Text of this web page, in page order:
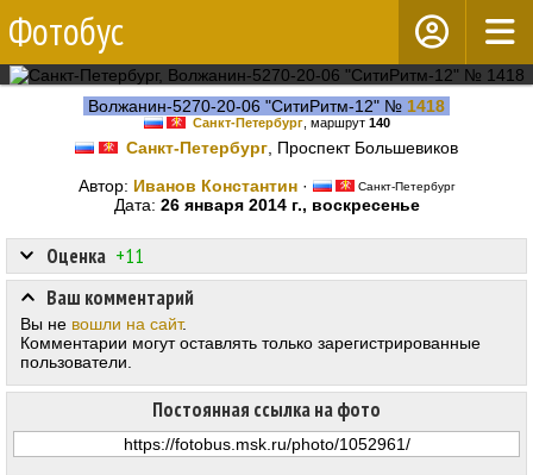
Фотобус
Волжанин-5270-20-06 "СитиРитм-12" № 1418
Санкт-Петербург, маршрут 140
Санкт-Петербург , Проспект Большевиков
Автор: Иванов Константин· Санкт-Петербург
Дата: 26 января 2014 г., воскресенье
Оценка +11
Постоянная ссылка на фото
Ваш комментарий
Вы не вошли на сайт.
Комментарии могут оставлять только зарегистрированные
пользователи.